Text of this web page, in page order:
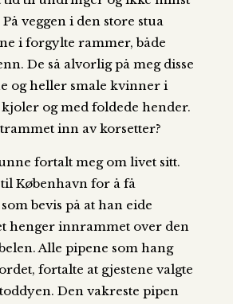
veggen i den store stua
i forgylte rammer, både
De så alvorlig på meg disse
og heller smale kvinner i
og med foldede hender.
inn av korsetter?
fortalt meg om livet sitt.
København for å få
bevis på at han eide
henger innrammet over den
Alle pipene som hang
fortalte at gjestene valgte
Den vakreste pipen